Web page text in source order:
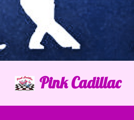
Pink Cadillac